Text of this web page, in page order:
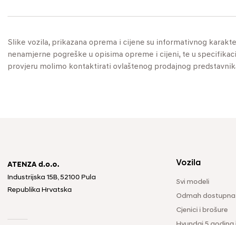
Slike vozila, prikazana oprema i cijene su informativnog
nenamjerne pogreške u opisima opreme i cijeni, te u
provjeru molimo kontaktirati ovlaštenog prodajnog
ATENZA d.o.o.
Industrijska 15B, 52100 Pula
Republika Hrvatska
Vozila
Svi modeli
Odmah dostupna
Cjenici i brošure